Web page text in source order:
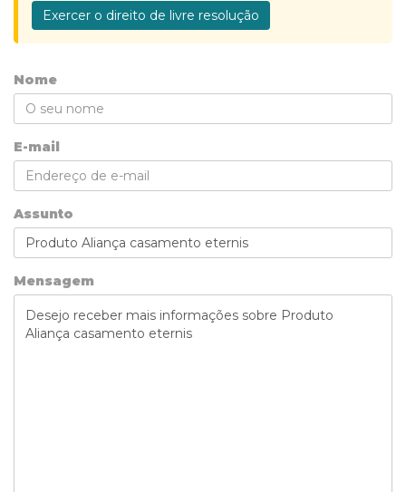
Exercer o direito de livre resolução
Nome
E-mail
Assunto
Mensagem